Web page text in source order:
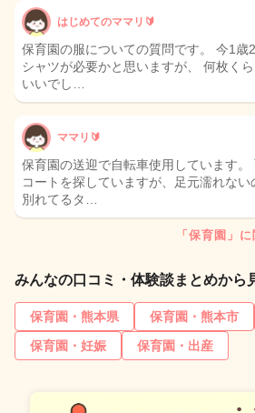
はじめてのママリ🔰
保育園の服についての質問です。 今1歳
シャツが必要かと思いますが、 何枚く
いいでし…
ママリ🔰
保育園の送迎で自転車使用しています。
コートを探していますが、足元濡れな
別れてるタ…
「保育園」
みんなの口コミ・体験談まとめから
保育園・熊本県 保育園・熊本市
保育園・妊娠
保育園・出産